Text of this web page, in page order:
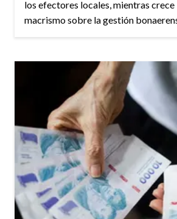
los efectores locales, mientras crece
macrismo sobre la gestión